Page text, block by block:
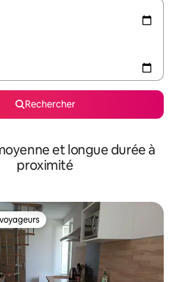
Rechercher
et longue durée à
proximité
les plus appréciés